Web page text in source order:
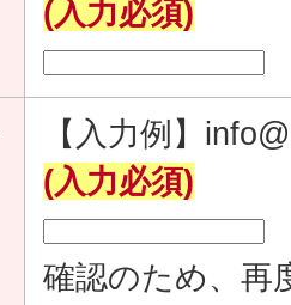
(入力必須)
【入力例】
(入力必須)
確認のため、再